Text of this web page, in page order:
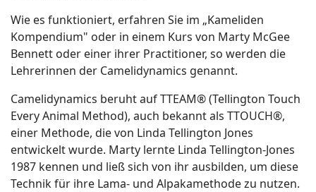
Wie es funktioniert, erfahren Sie im „Kameliden
Kompendium" oder in einem Kurs von Marty McGee
Bennett oder einer ihrer Practitioner, so werden die
Lehrerinnen der Camelidynamics genannt.
Camelidynamics beruht auf TTEAM® (Tellington Touch
Every Animal Method), auch bekannt als TTOUCH®,
einer Methode, die von Linda Tellington Jones
entwickelt wurde. Marty lernte Linda Tellington-Jones
1987 kennen und ließ sich von ihr ausbilden, um diese
Technik für ihre Lama- und Alpakamethode zu nutzen.